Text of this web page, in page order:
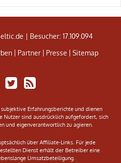
| Besucher: 17.109.094
Partner Presse
Sitemap
TweetAdiceltic
RSS
Erfahrungsberichte und dienen
Nutzer sind ausdrücklich aufgefordert, sich
und eigenverantwortlich zu agieren.
über Affiliate-Links. Für jede
Dienst erhält der Betreiber eine
Umsatzbeteiligung.